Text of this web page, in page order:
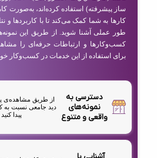
ساز پیشرفته) استفاده کرده‌اند، به‌صورت
کارها به شما کمک می‌کند تا با کاربردها و
طور عملی آشنا شوید. از طریق این
کسب‌وکارها و ارتباطات حرفه‌ای را
برای استفاده از این خدمات در کسب‌وکار
دسترسی به
نمونه‌های
واقعی و متنوع
از طریق مشاهده‌ی
دید جامعی نسبت به
پیدا